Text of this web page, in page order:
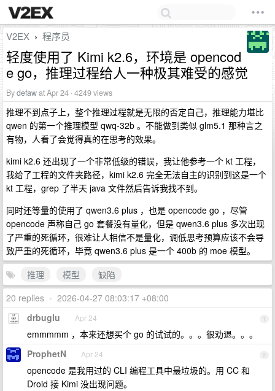
V2EX › 程序员
轻度使用了 Kimi k2.6，环境是 opencod
e go，推理过程给人一种极其难受的感觉
Bydefawat Apr 24 · 4249 views
推理不到点子上，整个推理过程就是无限的否定自己，推理能力堪比
qwen 的第一个推理模型 qwq-32b 。不能做到类似 glm5.1 那种言之
有物，人看了会觉得真的在思考的效果。
kimi k2.6 还出现了一个非常低级的错误，我让他参考一个 kt 工程，
我给了工程的文件夹路径，kimi k2.6 完全无法自主的识别到这是一个
kt 工程，grep 了半天 java 文件然后告诉我找不到。
同时还等量的使用了 qwen3.6 plus ，也是 opencode go ，尽管
opencode 声称自己 go 套餐没有量化，但是 qwen3.6 plus 多次出现
了严重的死循环，很难让人相信不是量化，调低思考预算应该不会导
致严重的死循环，毕竟 qwen3.6 plus 是一个 400b 的 moe 模型。
推理
模型
缺陷
20 replies • 2026-04-27 08:03:17 +08:00
1
drbuglu Apr 24
emmmmm ，本来还想买个 go 的试试的。。。很劝退。。。
2
ProphetN Apr 24
opencode 是我用过的 CLI 编程工具中最垃圾的。用 CC 和
Droid 接 Kimi 没出现问题。